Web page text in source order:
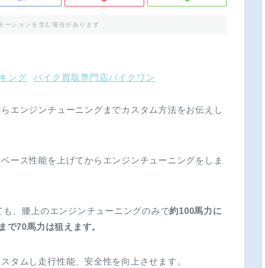
ーションを含む場合があります
ング バイク買取専門店バイクワン
エンジンチューニングまでカスタム方法をお伝えし
ース性能を上げてからエンジンチューニングをしま
、腰上のエンジンチューニングのみで約100馬力に
で70馬力は狙えます。
タムし走行性能、安全性を向上させます。